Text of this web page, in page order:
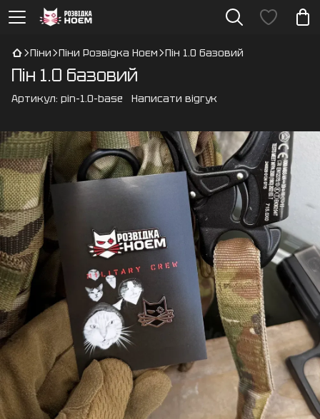
Піни Піни Розвідка Ноєм Пін 1.0 базовий
Пін 1.0 базовий
Артикул: pin-1.0-base Написати відгук